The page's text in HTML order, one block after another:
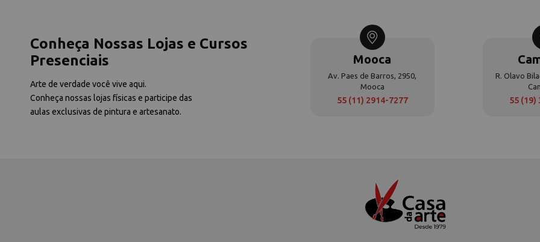
Conheça Nossas Lojas e Cursos
Presenciais
Arte de verdade você vive aqui.
Conheça nossas lojas físicas e participe das
aulas exclusivas de pintura e artesanato.
Mooca
Av. Paes de Barros, 2950,
Mooca
55 (11) 2914-7277
R. Olavo
55 (19)